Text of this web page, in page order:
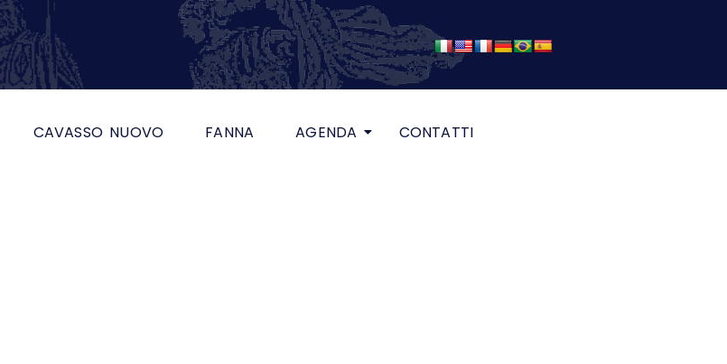
CAVASSO NUOVO FANNA AGENDA CONTATTI